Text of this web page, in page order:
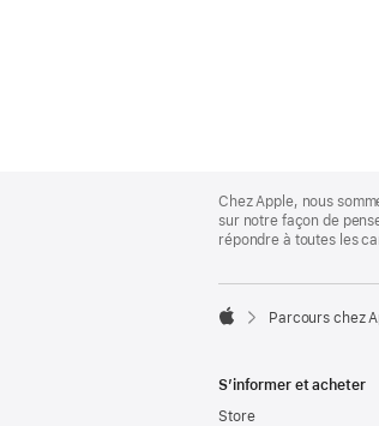
Footer
Chez Apple, nous
sur notre façon de
répondre à toutes les

Parcours chez
S’informer et acheter
Store